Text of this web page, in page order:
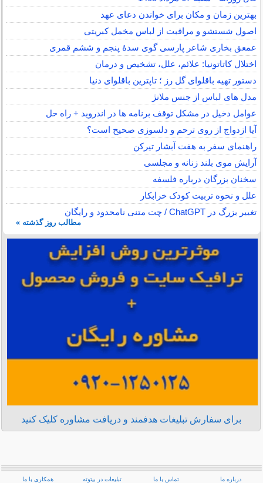
بهترین زمان و مکان برای خواندن دعای عهد
اصول شستشو و مراقبت از لباس مخمل کبریتی
عمعق بخاری شاعر پارسی گوی سدهٔ پنجم و ششم قمری
اختلال کاتاتونیا: علائم، علل، تشخیص و درمان
دستور تهیه باقلوای گل رز ؛ تاپترین باقلوای دنیا
مدل های لباس از جنس ملانژ
عوامل دخیل در مشکل توقف برنامه ها در اندروید + راه حل
آیا ازدواج از روی ترحم و دلسوزی صحیح است؟
راهنمای سفر به هفت آبشار تیرکن
آرایش موی بلند زنانه و مجلسی
سخنان بزرگان درباره فلسفه
علل و نحوه تربیت کودک خرابکار
تغییر بزرگ در ChatGPT / چت متنی نامحدود و رایگان
مطالب روز گذشته »
برای سفارش تبلیغات هدفمند و دریافت مشاوره کلیک کنید
درباره ما تماس با ما تبلیغات در بیتوته همکاری با ما